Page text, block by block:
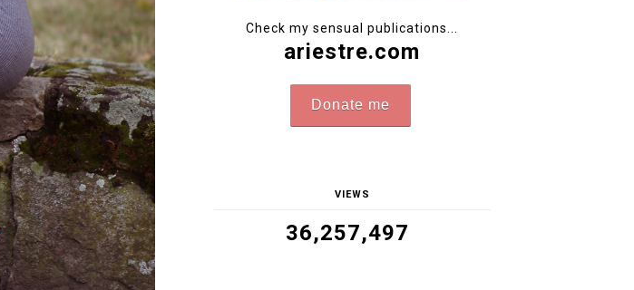
Check my sensual publications...
ariestre.com
Donate me
VIEWS
36,257,497